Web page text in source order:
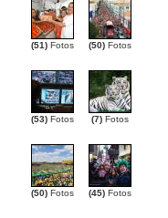
(51) Fotos (50)Fotos
(53) Fotos (7)Fotos
(50) Fotos (45)Fotos